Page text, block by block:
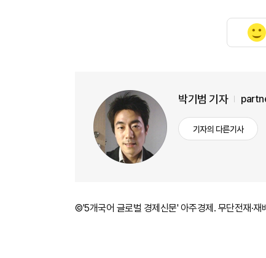
박기범 기자
기자의 다른기사
©'5개국어 글로벌 경제신문' 아주경제. 무단전재·재